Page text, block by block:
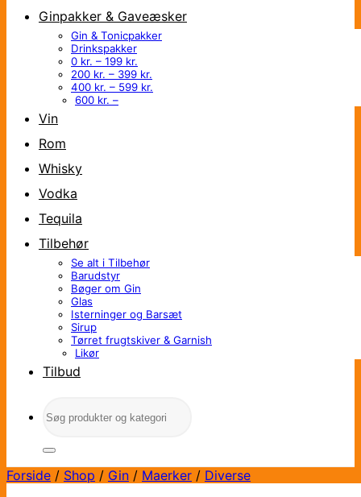
Ginpakker & Gaveæsker
Gin & Tonicpakker
Drinkspakker
0 kr. – 199 kr.
200 kr. – 399 kr.
400 kr. – 599 kr.
600 kr. –
Vin
Rom
Whisky
Vodka
Tequila
Tilbehør
Se alt i Tilbehør
Barudstyr
Bøger om Gin
Glas
Isterninger og Barsæt
Sirup
Tørret frugtskiver & Garnish
Likør
Tilbud
efter:
Forside / Shop / Gin / Maerker / Diverse